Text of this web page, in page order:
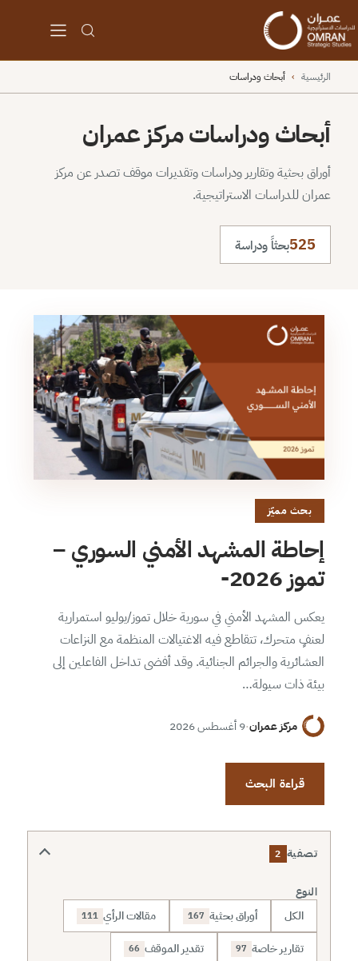
الرئيسية › أبحاث ودراسات
أبحاث ودراسات مركز عمران
أوراق بحثية وتقارير ودراسات وتقديرات موقف تصدر عن مركز
عمران للدراسات الاستراتيجية.
525بحثاً ودراسة
بحث مميّز
إحاطة المشهد الأمني السوري –
تموز 2026-
يعكس المشهد الأمني في سورية خلال تموز/يوليو استمرارية
لعنفٍ متحرك، تتقاطع فيه الاغتيالات المنظمة مع النزاعات
العشائرية والجرائم الجنائية. وقد أفضى تداخل الفاعلين إلى
بيئة ذات سيولة…
مركز عمران·9 أغسطس 2026
قراءة البحث
تصفية 2
النوع
الكل أوراق بحثية 167 مقالات الرأي 111
تقارير خاصة 97 تقدير الموقف 66